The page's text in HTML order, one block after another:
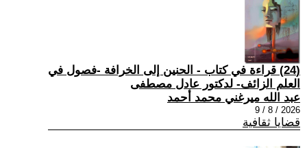
(24) قراءة في كتاب - الحنين إلى الخرافة -فصول في
العلم الزائف- لدكتور عادل مصطفى
عبد الله ميرغني محمد أحمد
2026 / 8 / 9
قضايا ثقافية